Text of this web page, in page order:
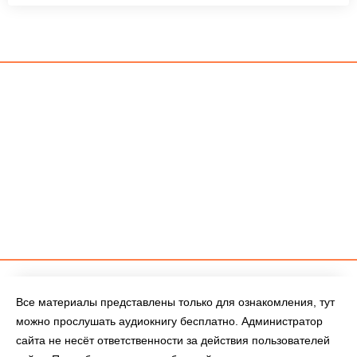
Все материалы представлены только для ознакомления, тут
можно прослушать аудиокнигу бесплатно. Администратор
сайта не несёт ответственности за действия пользователей